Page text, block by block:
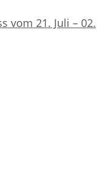
vom 21. Juli – 02.